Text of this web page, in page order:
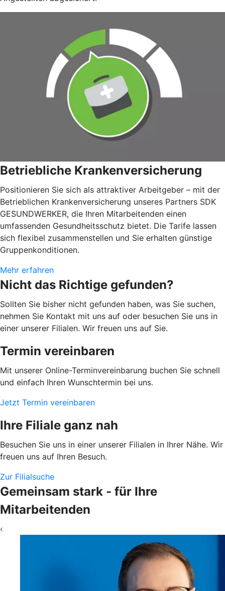
Betriebliche Krankenversicherung
Positionieren Sie sich als attraktiver Arbeitgeber – mit der
Betrieblichen Krankenversicherung unseres Partners SDK
GESUNDWERKER, die Ihren Mitarbeitenden einen
umfassenden Gesundheitsschutz bietet. Die Tarife lassen
sich flexibel zusammenstellen und Sie erhalten günstige
Gruppenkonditionen.
Mehr erfahren
Nicht das Richtige gefunden?
Sollten Sie bisher nicht gefunden haben, was Sie suchen,
nehmen Sie Kontakt mit uns auf oder besuchen Sie uns in
einer unserer Filialen. Wir freuen uns auf Sie.
Termin vereinbaren
Mit unserer Online-Terminvereinbarung buchen Sie schnell
und einfach Ihren Wunschtermin bei uns.
Jetzt Termin vereinbaren
Ihre Filiale ganz nah
Besuchen Sie uns in einer unserer Filialen in Ihrer Nähe. Wir
freuen uns auf Ihren Besuch.
Zur Filialsuche
Gemeinsam stark - für Ihre
Mitarbeitenden
‹